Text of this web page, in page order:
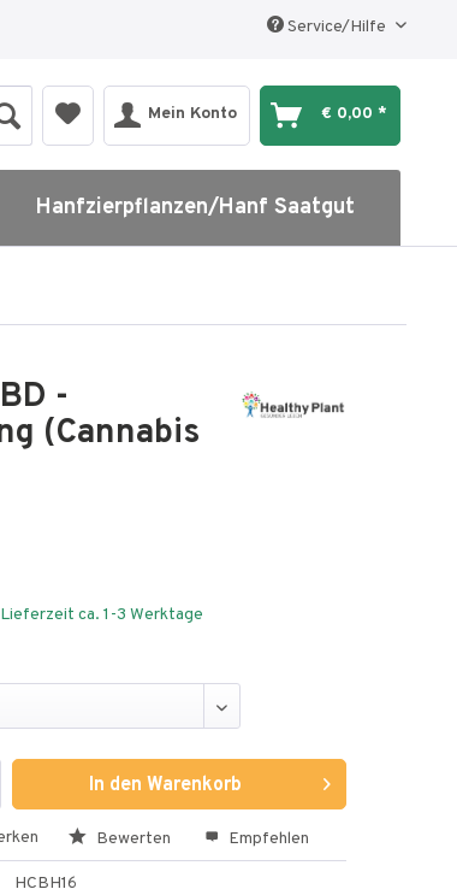
Service/Hilfe
Mein Konto € 0,00 *
Hanfzierpflanzen/Hanf Saatgut
-
(Cannabis
ca. 1-3 Werktage
In den Warenkorb
Bewerten Empfehlen
HCBH16